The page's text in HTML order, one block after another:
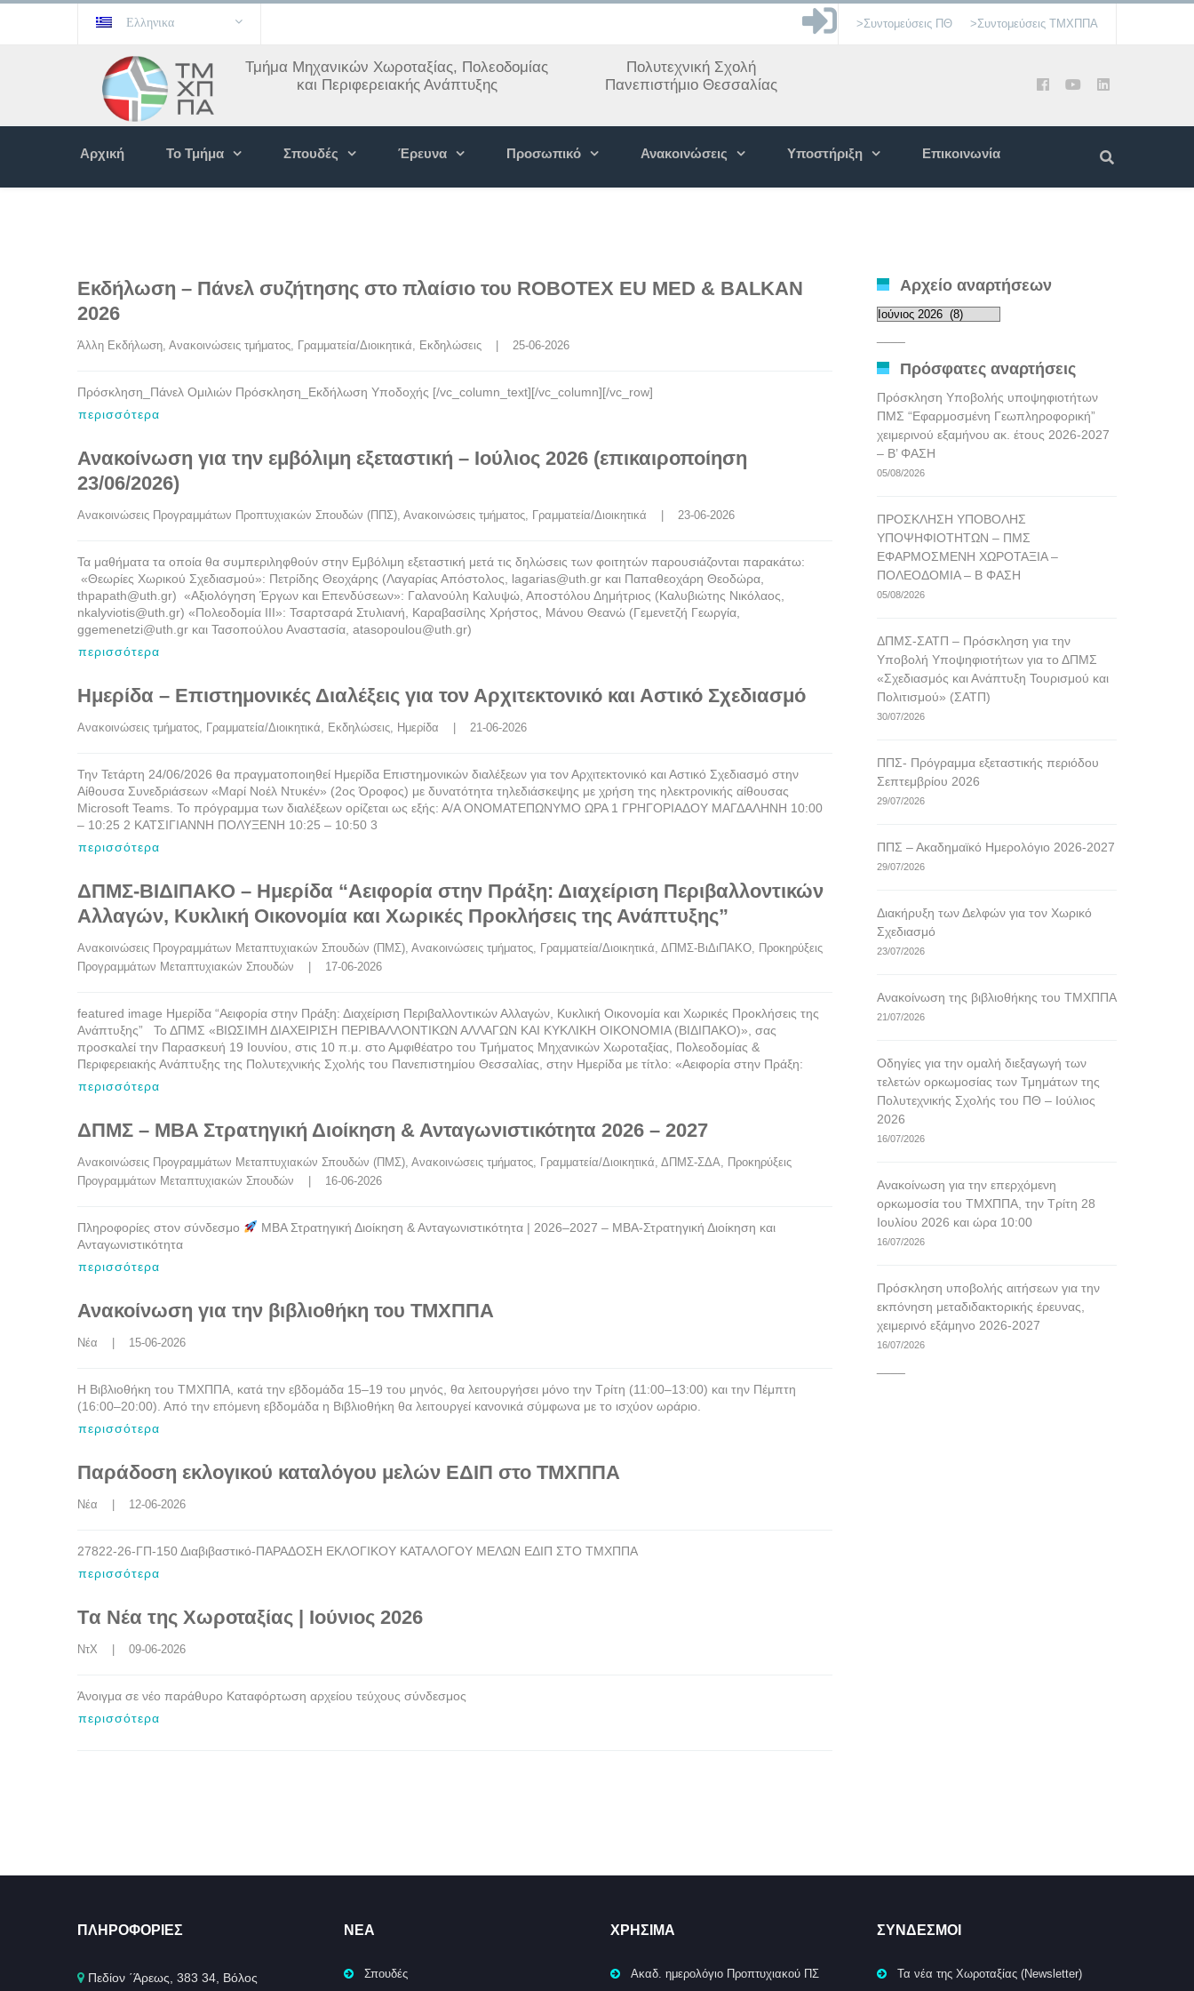
Ελληνικα >Συντομεύσεις ΠΘ >Συντομεύσεις ΤΜΧΠΠΑ
Τμήμα Μηχανικών Χωροταξίας, Πολεοδομίας
και Περιφερειακής Ανάπτυξης
Πολυτεχνική Σχολή
Πανεπιστήμιο Θεσσαλίας
Αρχική Το Τμήμα Σπουδές Έρευνα Προσωπικό Ανακοινώσεις Υποστήριξη Επικοινωνία
Εκδήλωση – Πάνελ συζήτησης στο πλαίσιο του ROBOTEX EU MED & BALKAN
2026
Άλλη Εκδήλωση, Ανακοινώσεις τμήματος, Γραμματεία/Διοικητικά, Εκδηλώσεις
    |    25-06-2026
Πρόσκληση_Πάνελ Ομιλιών Πρόσκληση_Εκδήλωση Υποδοχής [/vc_column_text][/vc_column][/vc_row]
περισσότερα
Ανακοίνωση για την εμβόλιμη εξεταστική – Ιούλιος 2026 (επικαιροποίηση
23/06/2026)
Ανακοινώσεις Προγραμμάτων Προπτυχιακών Σπουδών (ΠΠΣ), Ανακοινώσεις τμήματος, Γραμματεία/Διοικητικά
    |    23-06-2026
Τα μαθήματα τα οποία θα συμπεριληφθούν στην Εμβόλιμη εξεταστική μετά τις δηλώσεις των φοιτητών παρουσιάζονται παρακάτω:
«Θεωρίες Χωρικού Σχεδιασμού»: Πετρίδης Θεοχάρης (Λαγαρίας Απόστολος, lagarias@uth.gr και Παπαθεοχάρη Θεοδώρα,
thpapath@uth.gr) «Αξιολόγηση Έργων και Επενδύσεων»: Γαλανούλη Καλυψώ, Αποστόλου Δημήτριος (Καλυβιώτης Νικόλαος,
nkalyviotis@uth.gr) «Πολεοδομία ΙΙΙ»: Τσαρτσαρά Στυλιανή, Καραβασίλης Χρήστος, Μάνου Θεανώ (Γεμενετζή Γεωργία,
ggemenetzi@uth.gr και Τασοπούλου Αναστασία, atasopoulou@uth.gr)
περισσότερα
Ημερίδα – Επιστημονικές Διαλέξεις για τον Αρχιτεκτονικό και Αστικό Σχεδιασμό
Ανακοινώσεις τμήματος, Γραμματεία/Διοικητικά, Εκδηλώσεις, Ημερίδα
    |    21-06-2026
Την Τετάρτη 24/06/2026 θα πραγματοποιηθεί Ημερίδα Επιστημονικών διαλέξεων για τον Αρχιτεκτονικό και Αστικό Σχεδιασμό στην
Αίθουσα Συνεδριάσεων «Μαρί Νοέλ Ντυκέν» (2ος Όροφος) με δυνατότητα τηλεδιάσκεψης με χρήση της ηλεκτρονικής αίθουσας
Microsoft Teams. Το πρόγραμμα των διαλέξεων ορίζεται ως εξής: Α/Α ΟΝΟΜΑΤΕΠΩΝΥΜΟ ΩΡΑ 1 ΓΡΗΓΟΡΙΑΔΟΥ ΜΑΓΔΑΛΗΝΗ 10:00
– 10:25 2 ΚΑΤΣΙΓΙΑΝΝΗ ΠΟΛΥΞΕΝΗ 10:25 – 10:50 3
περισσότερα
ΔΠΜΣ-ΒΙΔΙΠΑΚΟ – Ημερίδα “Αειφορία στην Πράξη: Διαχείριση Περιβαλλοντικών
Αλλαγών, Κυκλική Οικονομία και Χωρικές Προκλήσεις της Ανάπτυξης”
Ανακοινώσεις Προγραμμάτων Μεταπτυχιακών Σπουδών (ΠΜΣ), Ανακοινώσεις τμήματος, Γραμματεία/Διοικητικά, ΔΠΜΣ-ΒιΔιΠΑΚΟ, Προκηρύξεις
Προγραμμάτων Μεταπτυχιακών Σπουδών
    |    17-06-2026
featured image Ημερίδα “Αειφορία στην Πράξη: Διαχείριση Περιβαλλοντικών Αλλαγών, Κυκλική Οικονομία και Χωρικές Προκλήσεις της
Ανάπτυξης” Το ΔΠΜΣ «ΒΙΩΣΙΜΗ ΔΙΑΧΕΙΡΙΣΗ ΠΕΡΙΒΑΛΛΟΝΤΙΚΩΝ ΑΛΛΑΓΩΝ ΚΑΙ ΚΥΚΛΙΚΗ ΟΙΚΟΝΟΜΙΑ (ΒΙΔΙΠΑΚΟ)», σας
προσκαλεί την Παρασκευή 19 Ιουνίου, στις 10 π.μ. στο Αμφιθέατρο του Τμήματος Μηχανικών Χωροταξίας, Πολεοδομίας &
Περιφερειακής Ανάπτυξης της Πολυτεχνικής Σχολής του Πανεπιστημίου Θεσσαλίας, στην Ημερίδα με τίτλο: «Αειφορία στην Πράξη:
περισσότερα
ΔΠΜΣ – MBA Στρατηγική Διοίκηση & Ανταγωνιστικότητα 2026 – 2027
Ανακοινώσεις Προγραμμάτων Μεταπτυχιακών Σπουδών (ΠΜΣ), Ανακοινώσεις τμήματος, Γραμματεία/Διοικητικά, ΔΠΜΣ-ΣΔΑ, Προκηρύξεις
Προγραμμάτων Μεταπτυχιακών Σπουδών
    |    16-06-2026
Πληροφορίες στον σύνδεσμο
MBA Στρατηγική Διοίκηση & Ανταγωνιστικότητα | 2026–2027 – ΜΒΑ-Στρατηγική Διοίκηση και
Ανταγωνιστικότητα
περισσότερα
Ανακοίνωση για την βιβλιοθήκη του ΤΜΧΠΠΑ
Νέα
    |    15-06-2026
Η Βιβλιοθήκη του ΤΜΧΠΠΑ, κατά την εβδομάδα 15–19 του μηνός, θα λειτουργήσει μόνο την Τρίτη (11:00–13:00) και την Πέμπτη
(16:00–20:00). Από την επόμενη εβδομάδα η Βιβλιοθήκη θα λειτουργεί κανονικά σύμφωνα με το ισχύον ωράριο.
περισσότερα
Παράδοση εκλογικού καταλόγου μελών ΕΔΙΠ στο ΤΜΧΠΠΑ
Νέα
    |    12-06-2026
27822-26-ΓΠ-150 Διαβιβαστικό-ΠΑΡΑΔΟΣΗ ΕΚΛΟΓΙΚΟΥ ΚΑΤΑΛΟΓΟΥ ΜΕΛΩΝ ΕΔΙΠ ΣΤΟ ΤΜΧΠΠΑ
περισσότερα
Tα Νέα της Χωροταξίας | Ιούνιος 2026
ΝτΧ
    |    09-06-2026
Άνοιγμα σε νέο παράθυρο Καταφόρτωση αρχείου τεύχους σύνδεσμος
περισσότερα
Αρχείο αναρτήσεων
Αρχείο
Πρόσφατες αναρτήσεις
Πρόσκληση Υποβολής υποψηφιοτήτων
ΠΜΣ “Εφαρμοσμένη Γεωπληροφορική”
χειμερινού εξαμήνου ακ. έτους 2026-2027
– Β’ ΦΑΣΗ
05/08/2026
ΠΡΟΣΚΛΗΣΗ ΥΠΟΒΟΛΗΣ
ΥΠΟΨΗΦΙΟΤΗΤΩΝ – ΠΜΣ
ΕΦΑΡΜΟΣΜΕΝΗ ΧΩΡΟΤΑΞΙΑ –
ΠΟΛΕΟΔΟΜΙΑ – Β ΦΑΣΗ
05/08/2026
ΔΠΜΣ-ΣΑΤΠ – Πρόσκληση για την
Υποβολή Υποψηφιοτήτων για το ΔΠΜΣ
«Σχεδιασμός και Ανάπτυξη Τουρισμού και
Πολιτισμού» (ΣΑΤΠ)
30/07/2026
ΠΠΣ- Πρόγραμμα εξεταστικής περιόδου
Σεπτεμβρίου 2026
29/07/2026
ΠΠΣ – Ακαδημαϊκό Ημερολόγιο 2026-2027
29/07/2026
Διακήρυξη των Δελφών για τον Χωρικό
Σχεδιασμό
23/07/2026
Ανακοίνωση της βιβλιοθήκης του ΤΜΧΠΠΑ
21/07/2026
Οδηγίες για την ομαλή διεξαγωγή των
τελετών ορκωμοσίας των Τμημάτων της
Πολυτεχνικής Σχολής του ΠΘ – Ιούλιος
2026
16/07/2026
Ανακοίνωση για την επερχόμενη
ορκωμοσία του ΤΜΧΠΠΑ, την Τρίτη 28
Ιουλίου 2026 και ώρα 10:00
16/07/2026
Πρόσκληση υποβολής αιτήσεων για την
εκπόνηση μεταδιδακτορικής έρευνας,
χειμερινό εξάμηνο 2026-2027
16/07/2026
ΠΛΗΡΟΦΟΡΊΕΣ
Πεδίον ΄Άρεως, 383 34, Βόλος
ΝΈΑ
Σπουδές
ΧΡΉΣΙΜΑ
Ακαδ. ημερολόγιο Προπτυχιακού ΠΣ
ΣΥΝΔΕΣΜΟΙ
Τα νέα της Χωροταξίας (Newsletter)